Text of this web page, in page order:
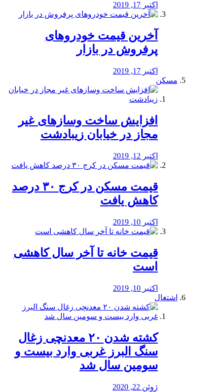
اکتبر 17, 2019
آخرین قیمت خودرو‌های
پرفروش در بازار
اکتبر 17, 2019
مسکن
افزایش ساخت وسازهای غیر
مجاز در خیابان زیبادشت
اکتبر 12, 2019
️قیمت مسکن در کرج ۳۰ درصد
کاهش یافت
اکتبر 10, 2019
قیمت خانه تا آخر سال کاهشی
است
اکتبر 10, 2019
اشتغال
کشته شدن ۲۰ معدنچی زغال
سنگ البرز غربی وارد بیست و
سومین سال شد
ژوئن 22, 2020